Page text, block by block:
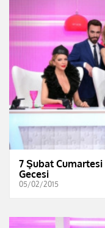
7 Şubat Cumartesi
Gecesi
05/02/2015